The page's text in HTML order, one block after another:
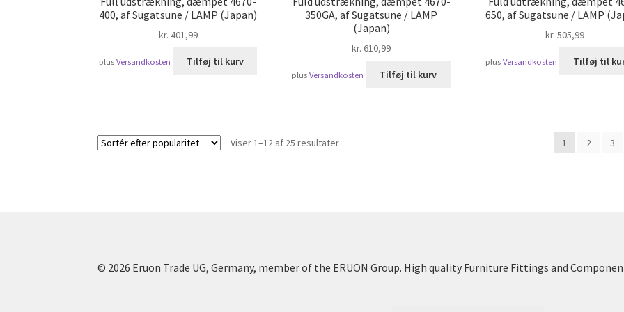
400, af Sugatsune / LAMP (Japan)
kr. 401,99
plus Versandkosten Tilføj til kurv
350GA, af Sugatsune / LAMP
(Japan)
kr. 610,99
plusVersandkosten Tilføj til kurv
650, af Sugatsune / LAMP
kr. 505,99
plus Versandkosten Tilføj til
Viser 1–12 af 25 resultaterSorteret
1 2 3
© 2026 Eruon Trade UG, Germany, member of the ERUON Group. High quality Furniture Fittings and